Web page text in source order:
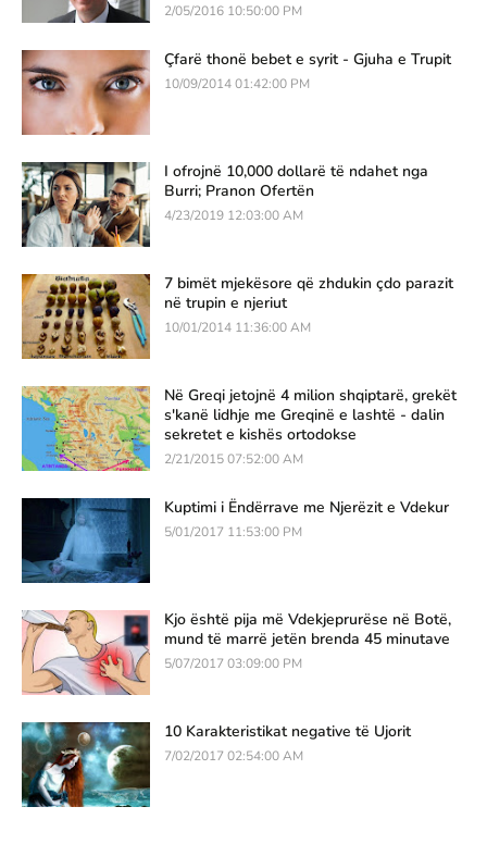
2/05/2016 10:50:00 PM
Çfarë thonë bebet e syrit - Gjuha e Trupit
10/09/2014 01:42:00 PM
I ofrojnë 10,000 dollarë të ndahet nga
Burri; Pranon Ofertën
4/23/2019 12:03:00 AM
7 bimët mjekësore që zhdukin çdo parazit
në trupin e njeriut
10/01/2014 11:36:00 AM
Në Greqi jetojnë 4 milion shqiptarë, grekët
s'kanë lidhje me Greqinë e lashtë - dalin
sekretet e kishës ortodokse
2/21/2015 07:52:00 AM
Kuptimi i Ëndërrave me Njerëzit e Vdekur
5/01/2017 11:53:00 PM
Kjo është pija më Vdekjeprurëse në Botë,
mund të marrë jetën brenda 45 minutave
5/07/2017 03:09:00 PM
10 Karakteristikat negative të Ujorit
7/02/2017 02:54:00 AM